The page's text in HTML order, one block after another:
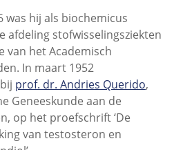
was hij als biochemicus
afdeling stofwisselingsziekten
van het Academisch
In maart 1952
prof. dr. Andries Querido,
Geneeskunde aan de
op het proefschrift ‘De
van testosteron en